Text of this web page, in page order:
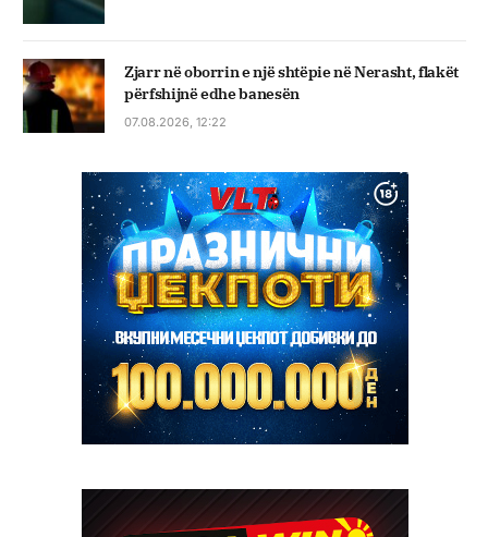
Zjarr në oborrin e një shtëpie në Nerasht, flakët
përfshijnë edhe banesën
07.08.2026, 12:22